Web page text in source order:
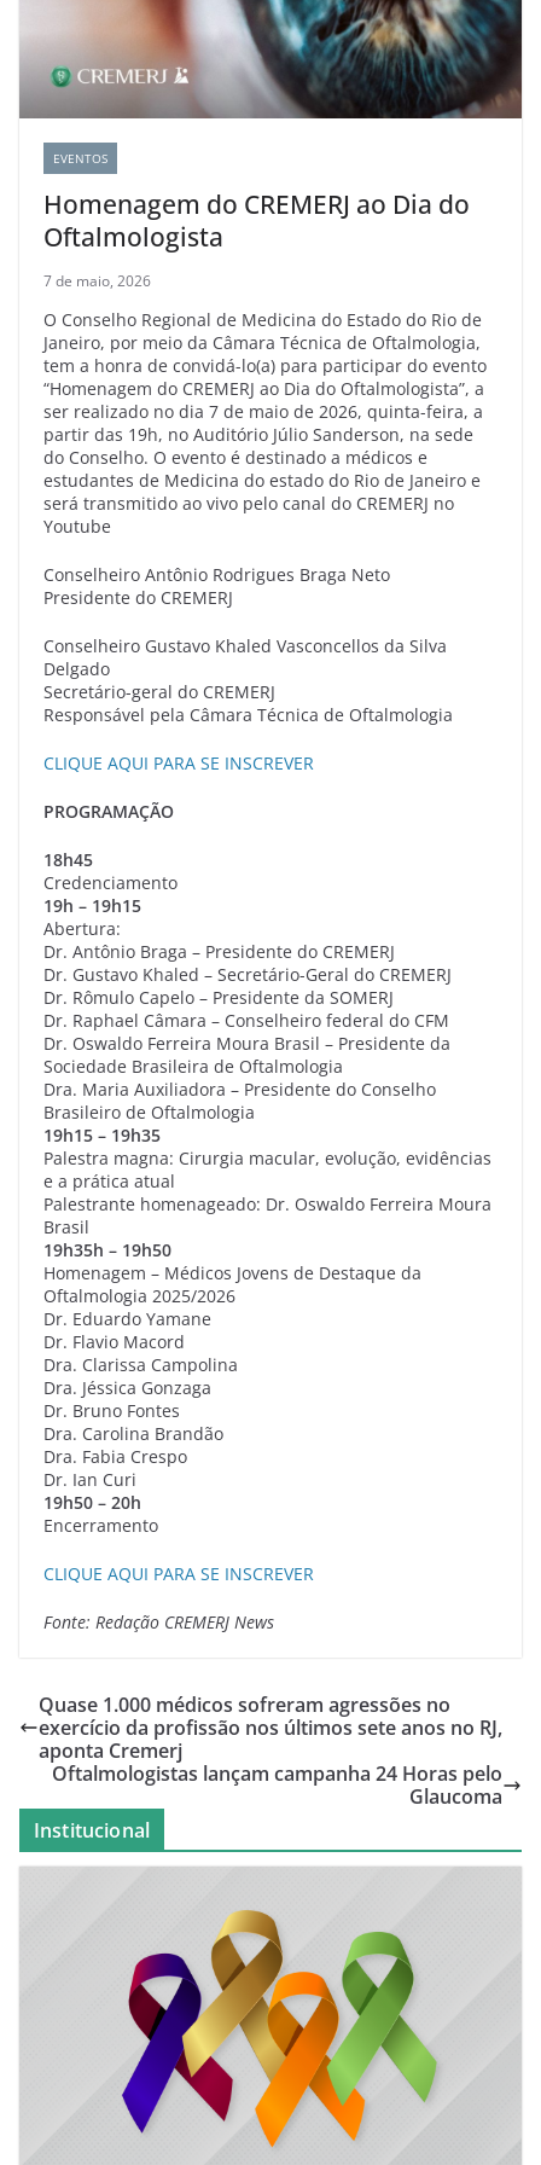
EVENTOS
Homenagem do CREMERJ ao Dia do
Oftalmologista
7 de maio, 2026
O Conselho Regional de Medicina do Estado do Rio de
Janeiro, por meio da Câmara Técnica de Oftalmologia,
tem a honra de convidá-lo(a) para participar do evento
“Homenagem do CREMERJ ao Dia do Oftalmologista”, a
ser realizado no dia 7 de maio de 2026, quinta-feira, a
partir das 19h, no Auditório Júlio Sanderson, na sede
do Conselho. O evento é destinado a médicos e
estudantes de Medicina do estado do Rio de Janeiro e
será transmitido ao vivo pelo canal do CREMERJ no
Youtube
Conselheiro Antônio Rodrigues Braga Neto
Presidente do CREMERJ
Conselheiro Gustavo Khaled Vasconcellos da Silva
Delgado
Secretário-geral do CREMERJ
Responsável pela Câmara Técnica de Oftalmologia
CLIQUE AQUI PARA SE INSCREVER
PROGRAMAÇÃO
18h45
Credenciamento
19h – 19h15
Abertura:
Dr. Antônio Braga – Presidente do CREMERJ
Dr. Gustavo Khaled – Secretário-Geral do CREMERJ
Dr. Rômulo Capelo – Presidente da SOMERJ
Dr. Raphael Câmara – Conselheiro federal do CFM
Dr. Oswaldo Ferreira Moura Brasil – Presidente da
Sociedade Brasileira de Oftalmologia
Dra. Maria Auxiliadora – Presidente do Conselho
Brasileiro de Oftalmologia
19h15 – 19h35
Palestra magna: Cirurgia macular, evolução, evidências
e a prática atual
Palestrante homenageado: Dr. Oswaldo Ferreira Moura
Brasil
19h35h – 19h50
Homenagem – Médicos Jovens de Destaque da
Oftalmologia 2025/2026
Dr. Eduardo Yamane
Dr. Flavio Macord
Dra. Clarissa Campolina
Dra. Jéssica Gonzaga
Dr. Bruno Fontes
Dra. Carolina Brandão
Dra. Fabia Crespo
Dr. Ian Curi
19h50 – 20h
Encerramento
CLIQUE AQUI PARA SE INSCREVER
Fonte: Redação CREMERJ News
Quase 1.000 médicos sofreram agressões no
exercício da profissão nos últimos sete anos no RJ,
aponta Cremerj
Oftalmologistas lançam campanha 24 Horas pelo
Glaucoma
Institucional